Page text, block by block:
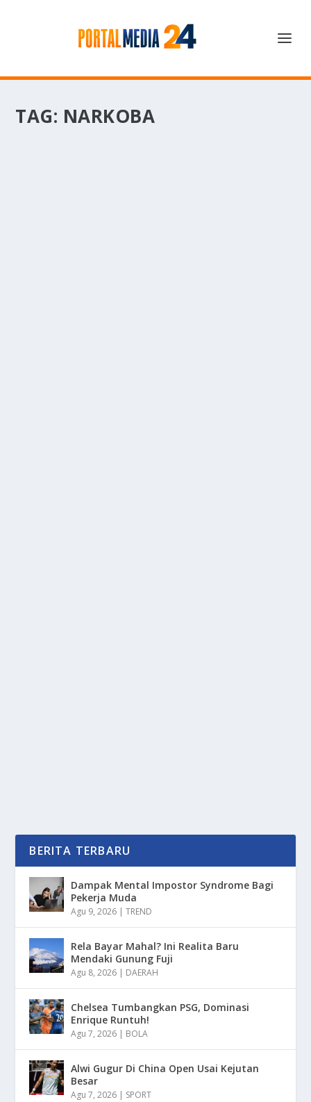
TAG: NARKOBA
BERITA TERBARU
Dampak Mental Impostor Syndrome Bagi
Pekerja Muda
Agu 9, 2026 |TREND
Rela Bayar Mahal? Ini Realita Baru
Mendaki Gunung Fuji
Agu 8, 2026 | DAERAH
Chelsea Tumbangkan PSG, Dominasi
Enrique Runtuh!
Agu 7, 2026 | BOLA
Alwi Gugur Di China Open Usai Kejutan
Besar
Agu 7, 2026 | SPORT